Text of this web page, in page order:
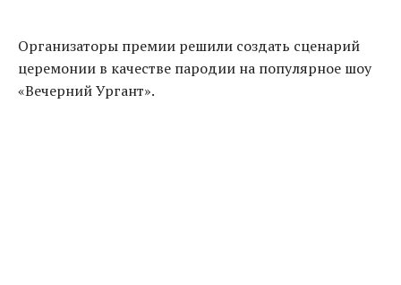
Организаторы премии решили создать сценарий
церемонии в качестве пародии на популярное шоу
«Вечерний Ургант».